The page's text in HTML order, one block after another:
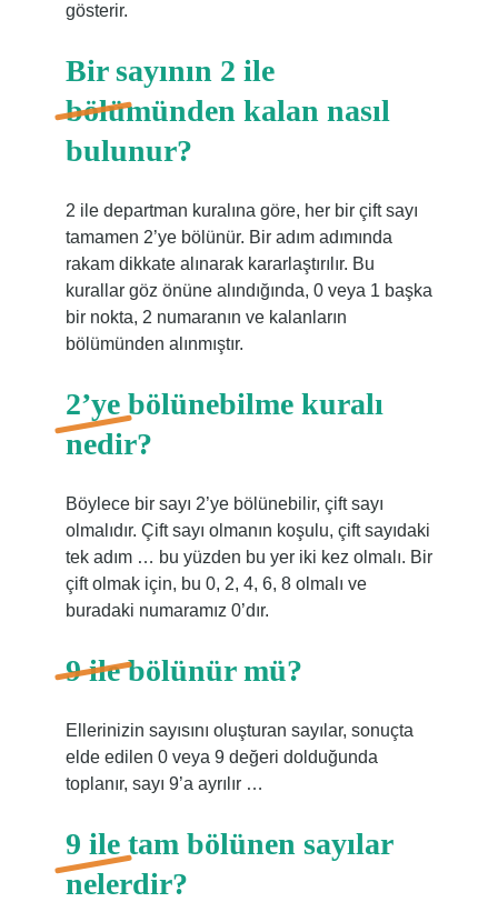
gösterir.
Bir sayının 2 ile
bölümünden kalan nasıl
bulunur?
2 ile departman kuralına göre, her bir çift sayı
tamamen 2’ye bölünür. Bir adım adımında
rakam dikkate alınarak kararlaştırılır. Bu
kurallar göz önüne alındığında, 0 veya 1 başka
bir nokta, 2 numaranın ve kalanların
bölümünden alınmıştır.
2’ye bölünebilme kuralı
nedir?
Böylece bir sayı 2’ye bölünebilir, çift sayı
olmalıdır. Çift sayı olmanın koşulu, çift sayıdaki
tek adım … bu yüzden bu yer iki kez olmalı. Bir
çift olmak için, bu 0, 2, 4, 6, 8 olmalı ve
buradaki numaramız 0’dır.
9 ile bölünür mü?
Ellerinizin sayısını oluşturan sayılar, sonuçta
elde edilen 0 veya 9 değeri dolduğunda
toplanır, sayı 9’a ayrılır …
9 ile tam bölünen sayılar
nelerdir?